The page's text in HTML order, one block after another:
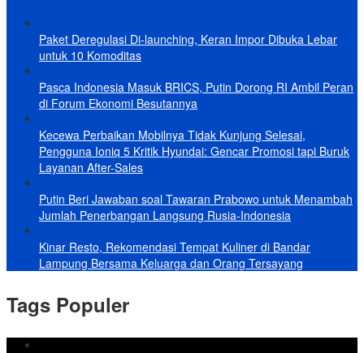
Paket Deregulasi Di-launching, Keran Impor Dibuka Lebar
untuk 10 Komoditas
Pasca Indonesia Masuk BRICS, Putin Dorong RI Ambil Peran
di Forum Ekonomi Besutannya
Kecewa Perbaikan Mobilnya Tidak Kunjung Selesai,
Pengguna Ioniq 5 Kritik Hyundai: Gencar Promosi tapi Buruk
Layanan After-Sales
Putin Beri Jawaban soal Tawaran Prabowo untuk Menambah
Jumlah Penerbangan Langsung Rusia-Indonesia
Kinar Resto, Rekomendasi Tempat Kuliner di Bandar
Lampung Bersama Keluarga dan Orang Tersayang
Tags Populer